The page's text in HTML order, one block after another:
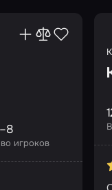
игроков